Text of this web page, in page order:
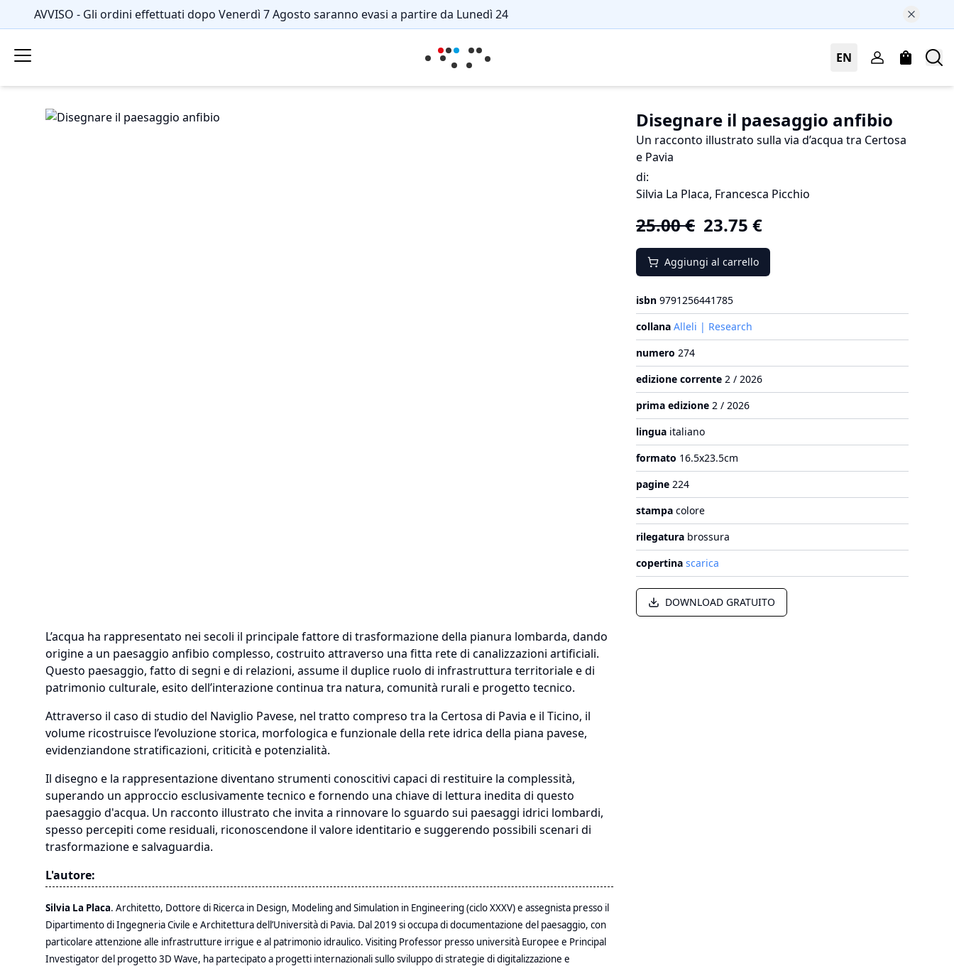
AVVISO - Gli ordini effettuati dopo Venerdì 7 Agosto saranno evasi a partire da Lunedì 24
EN
Disegnare il paesaggio anfibio
Un racconto illustrato sulla via d’acqua tra Certosa
e Pavia
di:
Silvia La Placa, Francesca Picchio
25.00€ 23.75 €
Aggiungi al carrello
isbn 9791256441785
collana Alleli | Research
numero 274
edizione corrente 2 / 2026
prima edizione 2 / 2026
lingua italiano
formato 16.5x23.5cm
pagine 224
stampa colore
rilegatura brossura
copertina scarica
DOWNLOAD GRATUITO
L’acqua ha rappresentato nei secoli il principale fattore di trasformazione della pianura lombarda, dando
origine a un paesaggio anfibio complesso, costruito attraverso una fitta rete di canalizzazioni artificiali.
Questo paesaggio, fatto di segni e di relazioni, assume il duplice ruolo di infrastruttura territoriale e di
patrimonio culturale, esito dell’interazione continua tra natura, comunità rurali e progetto tecnico.
Attraverso il caso di studio del Naviglio Pavese, nel tratto compreso tra la Certosa di Pavia e il Ticino, il
volume ricostruisce l’evoluzione storica, morfologica e funzionale della rete idrica della piana pavese,
evidenziandone stratificazioni, criticità e potenzialità.
Il disegno e la rappresentazione diventano strumenti conoscitivi capaci di restituire la complessità,
superando un approccio esclusivamente tecnico e fornendo una chiave di lettura inedita di questo
paesaggio d'acqua. Un racconto illustrato che invita a rinnovare lo sguardo sui paesaggi idrici lombardi,
spesso percepiti come residuali, riconoscendone il valore identitario e suggerendo possibili scenari di
trasformazione e salvaguardia.
L'autore:
Silvia La Placa. Architetto, Dottore di Ricerca in Design, Modeling and Simulation in Engineering (ciclo XXXV) e assegnista presso il
Dipartimento di Ingegneria Civile e Architettura dell’Università di Pavia. Dal 2019 si occupa di documentazione del paesaggio, con
particolare attenzione alle infrastrutture irrigue e al patrimonio idraulico. Visiting Professor presso università Europee e Principal
Investigator del progetto 3D Wave, ha partecipato a progetti internazionali sullo sviluppo di strategie di digitalizzazione e